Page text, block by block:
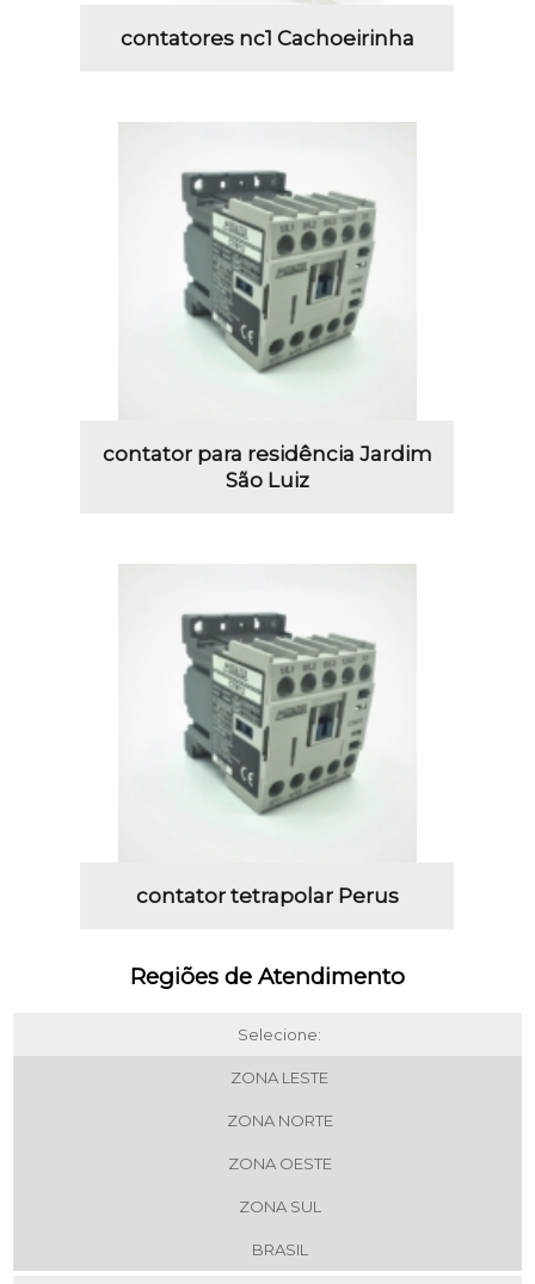
contatores nc1 Cachoeirinha
contator para residência Jardim
São Luiz
contator tetrapolar Perus
Regiões de Atendimento
Selecione:
ZONA LESTE
ZONA NORTE
ZONA OESTE
ZONA SUL
BRASIL